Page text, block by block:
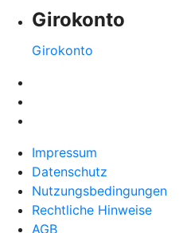
Girokonto
Girokonto
Impressum
Datenschutz
Nutzungsbedingungen
Rechtliche Hinweise
AGB